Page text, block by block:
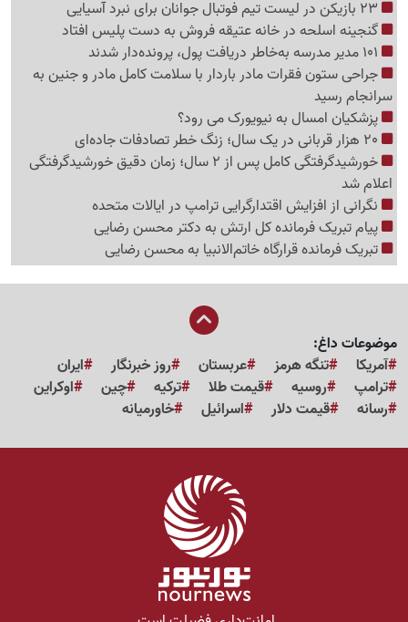
گنجینه اسلحه در خانه عتیقه فروش به دست پلیس افتاد
جراحی ستون فقرات مادر باردار با سلامت کامل مادر و جنین به
سرانجام رسید
پزشکیان امسال به نیویورک می رود؟
خورشیدگرفتگی کامل پس از 2 سال؛ زمان دقیق خورشیدگرفتگی
اعلام شد
نگرانی از افزایش اقتدارگرایی ترامپ در ایالات متحده
پیام تبریک فرمانده کل ارتش به دکتر محسن رضایی
تبریک فرمانده قرارگاه خاتم‌الانبیا به محسن رضایی
موضوعات داغ:
آمریکا
تنگه هرمز عربستان روز خبرنگار
ایران
ترامپ
روسیه قیمت طلا ترکیه چین
اوکراین
رسانه
قیمت دلار اسرائیل خاورمیانه